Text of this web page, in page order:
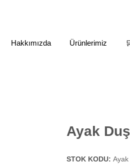
Hakkımızda Ürünlerimiz
Ayak
STOK KODU: